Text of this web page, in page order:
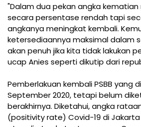
"Dalam dua pekan angka
secara persentase rendah tapi
angkanya meningkat kembali.
ketersediaannya maksimal dalam
akan penuh jika kita tidak lakukan
ucap Anies seperti dikutip dari
Pemberlakuan kembali PSBB yang
September 2020, tetapi belum
berakhirnya. Diketahui, angka
(positivity rate) Covid-19 di Jakarta